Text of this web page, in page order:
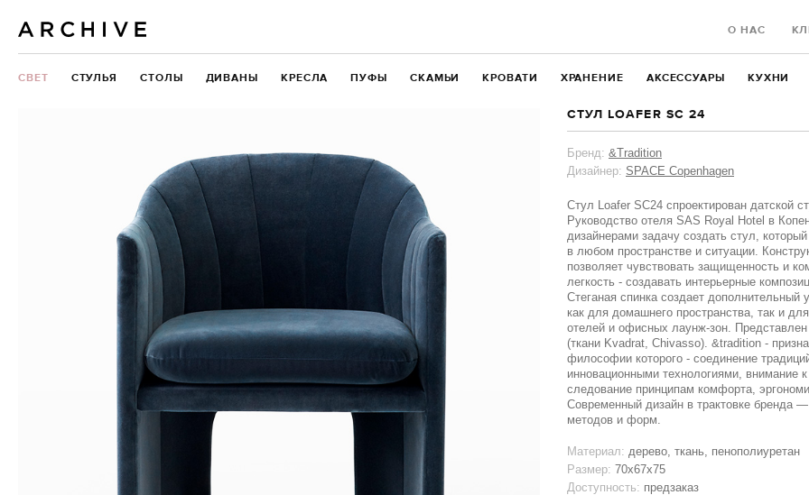
СВЕТ СТУЛЬЯ СТОЛЫ ДИВАНЫ КРЕСЛА ПУФЫ СКАМЬИ КРОВАТИ ХРАНЕНИЕ АКСЕССУАРЫ КУХНИ
О НАС
СТУЛ LOAFER SC 24
Бренд: &Tradition
Дизайнер: SPACE Copenhagen
Стул Loafer SC24 спроектирован датской
Руководство отеля SAS Royal Hotel в
дизайнерами задачу создать стул,
в любом пространстве и ситуации.
позволяет чувствовать защищенность и
легкость - создавать интерьерные
Стеганая спинка создает дополнительный
как для домашнего пространства, так и
отелей и офисных лаунж-зон.
(ткани Kvadrat, Chivasso). &tradition -
философии которого - соединение
инновационными технологиями, внимание
следование принципам комфорта,
Современный дизайн в трактовке бренда
методов и форм.
Материал: дерево, ткань, пенополиуретан
Размер: 70x67x75
Доступность: предзаказ